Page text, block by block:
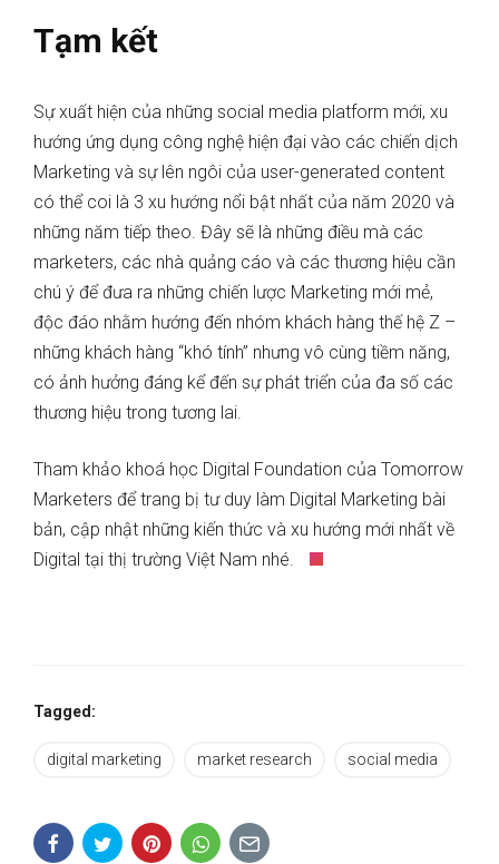
Tạm kết
Sự xuất hiện của những social media platform mới, xu
hướng ứng dụng công nghệ hiện đại vào các chiến dịch
Marketing và sự lên ngôi của user-generated content
có thể coi là 3 xu hướng nổi bật nhất của năm 2020 và
những năm tiếp theo. Đây sẽ là những điều mà các
marketers, các nhà quảng cáo và các thương hiệu cần
chú ý để đưa ra những chiến lược Marketing mới mẻ,
độc đáo nhằm hướng đến nhóm khách hàng thế hệ Z –
những khách hàng “khó tính” nhưng vô cùng tiềm năng,
có ảnh hưởng đáng kể đến sự phát triển của đa số các
thương hiệu trong tương lai.
Tham khảo khoá học Digital Foundation của Tomorrow
Marketers để trang bị tư duy làm Digital Marketing bài
bản, cập nhật những kiến thức và xu hướng mới nhất về
Digital tại thị trường Việt Nam nhé.
Tagged:
digital marketing market research social media